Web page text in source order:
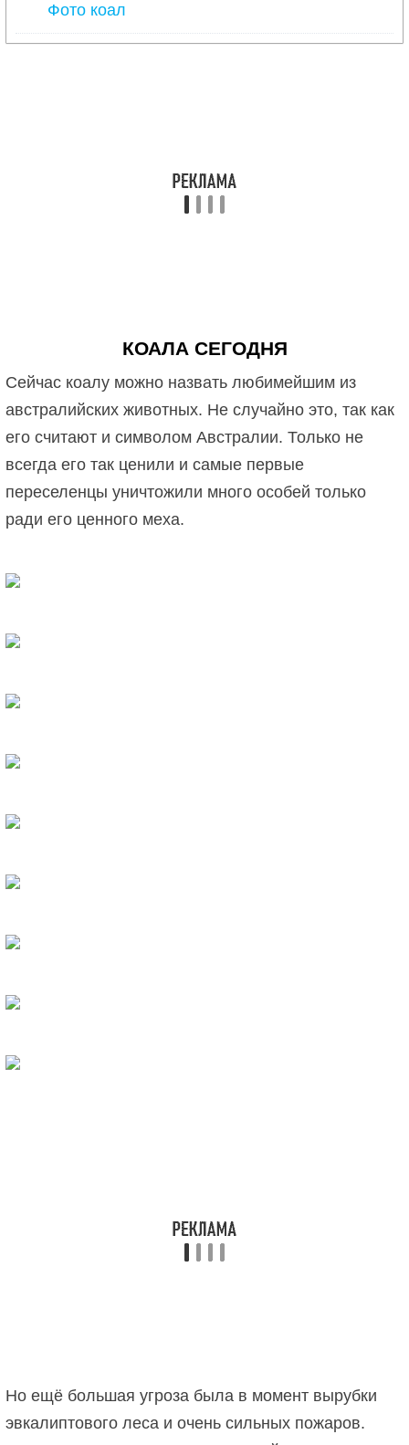
Фото коал
КОАЛА СЕГОДНЯ
Сейчас коалу можно назвать любимейшим из
австралийских животных. Не случайно это, так как
его считают и символом Австралии. Только не
всегда его так ценили и самые первые
переселенцы уничтожили много особей только
ради его ценного меха.
Но ещё большая угроза была в момент вырубки
эвкалиптового леса и очень сильных пожаров.